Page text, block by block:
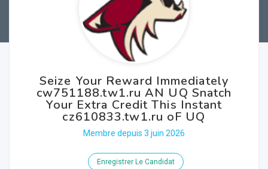
Seize Your Reward Immediately
cw751188.tw1.ru AN UQ Snatch
Your Extra Credit This Instant
cz610833.tw1.ru oF UQ
Membre depuis 3 juin 2026
Enregistrer Le Candidat